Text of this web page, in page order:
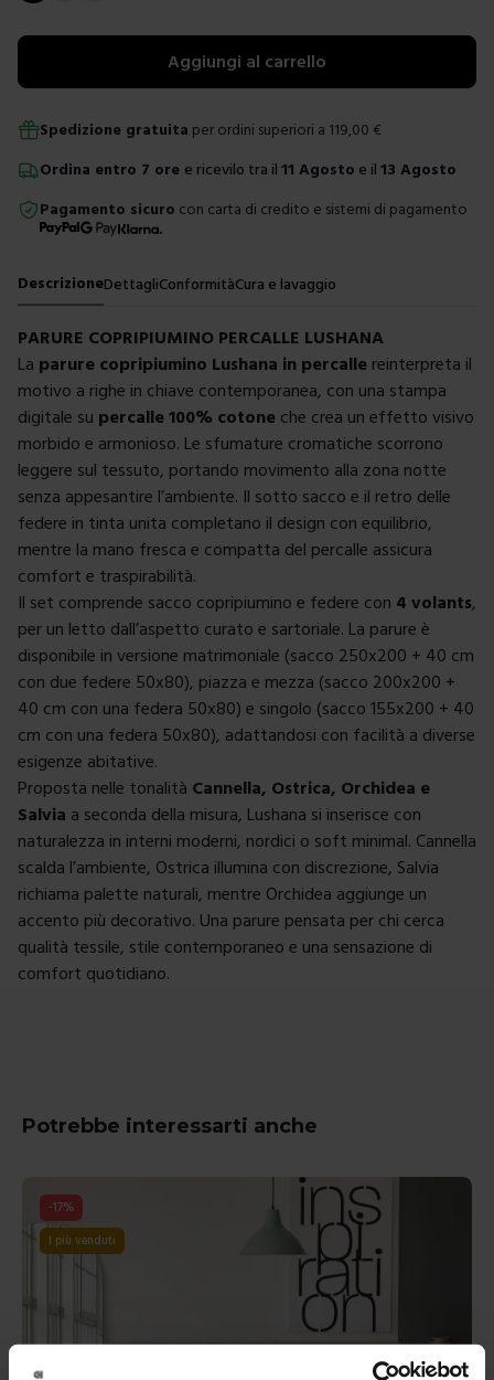
Aggiungi al carrello
Spedizione gratuita per ordini superiori a 119,00 €
Ordina entro 7 ore e ricevilo tra il 11 Agosto e il 13 Agosto
Pagamento sicuro con carta di credito e sistemi di pagamento
DescrizioneDettagliConformitàCura e lavaggio
PARURE COPRIPIUMINO PERCALLE LUSHANA
La parure copripiumino Lushana in percalle reinterpreta il
motivo a righe in chiave contemporanea, con una stampa
digitale su percalle 100% cotone che crea un effetto visivo
morbido e armonioso. Le sfumature cromatiche scorrono
leggere sul tessuto, portando movimento alla zona notte
senza appesantire l’ambiente. Il sotto sacco e il retro delle
federe in tinta unita completano il design con equilibrio,
mentre la mano fresca e compatta del percalle assicura
comfort e traspirabilità.
Il set comprende sacco copripiumino e federe con 4 volants,
per un letto dall’aspetto curato e sartoriale. La parure è
disponibile in versione matrimoniale (sacco 250x200 + 40 cm
con due federe 50x80), piazza e mezza (sacco 200x200 +
40 cm con una federa 50x80) e singolo (sacco 155x200 + 40
cm con una federa 50x80), adattandosi con facilità a diverse
esigenze abitative.
Proposta nelle tonalità Cannella, Ostrica, Orchidea e
Salvia a seconda della misura, Lushana si inserisce con
naturalezza in interni moderni, nordici o soft minimal. Cannella
scalda l’ambiente, Ostrica illumina con discrezione, Salvia
richiama palette naturali, mentre Orchidea aggiunge un
accento più decorativo. Una parure pensata per chi cerca
qualità tessile, stile contemporaneo e una sensazione di
comfort quotidiano.
Potrebbe interessarti anche
-17%
I più venduti